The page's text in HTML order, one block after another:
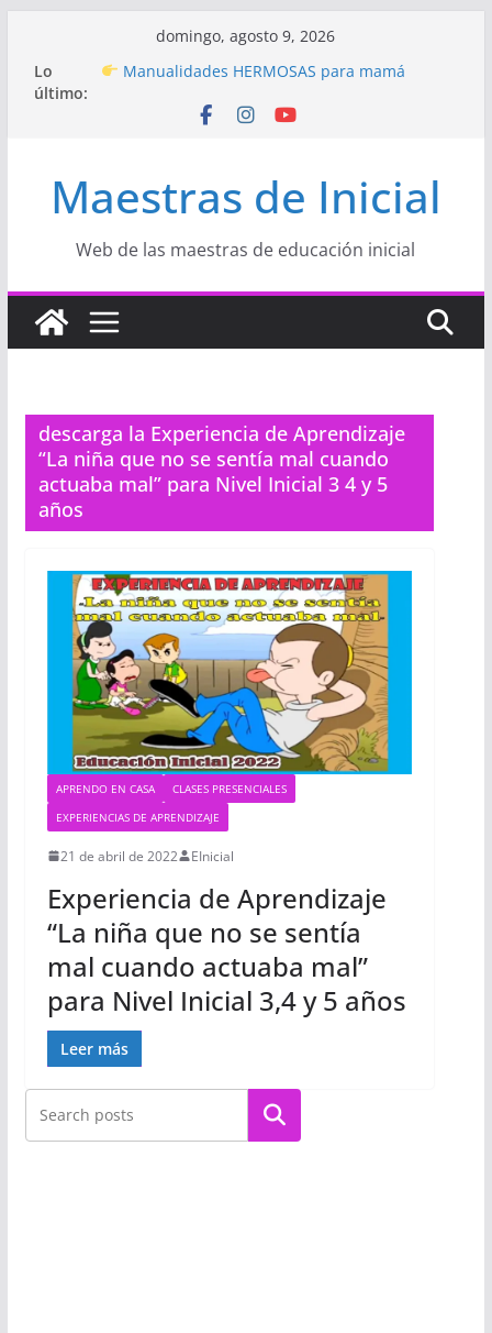
contenido
domingo, agosto 9, 2026
Lo
último:
Hermosos dibujos para MAMÁ: colorea con
Manualidades HERMOSAS para mamá
(fáciles y llenas de amor)
Proyecto
“Celebramos con Alegría la Semana
de la Educación Inicial»
Proyecto de Aprendizaje
Un regalo para
Mamá hecho con amor
Maestras de Inicial
Web de las maestras de educación inicial
descarga la Experiencia de Aprendizaje
“La niña que no se sentía mal cuando
actuaba mal” para Nivel Inicial 3 4 y 5
años
APRENDO EN CASA
CLASES PRESENCIALES
EXPERIENCIAS DE APRENDIZAJE
21 de abril de 2022 EInicial
Experiencia de Aprendizaje
“La niña que no se sentía
mal cuando actuaba mal”
para Nivel Inicial 3,4 y 5 años
Leer más
Buscar